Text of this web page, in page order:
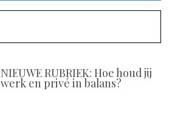
NIEUWE RUBRIEK: Hoe houd jij
werk en privé in balans?